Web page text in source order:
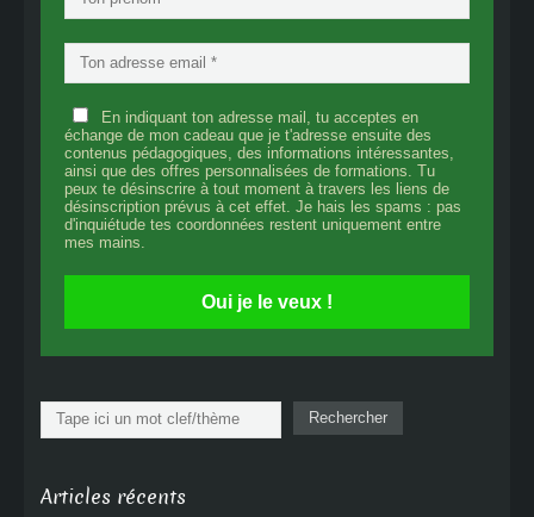
En indiquant ton adresse mail, tu acceptes en
échange de mon cadeau que je t'adresse ensuite des
contenus pédagogiques, des informations intéressantes,
ainsi que des offres personnalisées de formations. Tu
peux te désinscrire à tout moment à travers les liens de
désinscription prévus à cet effet. Je hais les spams : pas
d'inquiétude tes coordonnées restent uniquement entre
mes mains.
Oui je le veux !
Rechercher Rechercher
Articles récents